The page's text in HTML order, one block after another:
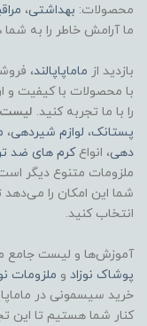
محصولات: بهداشتی،
ما آرامش خاطر را به
بازدید از ماماپاپالند،
با محصولات با کیفیت و
را با ما تجربه کنید.
پستانک، لوازم شیردهی،
دهی، انواعکرم های ضد
ملزومات متنوع دیگر
شما این امکان را
انتخاب کنید.
آموزش‌ها و لیست جامع
پوشاک نوزاد و ملزومات
خرید سیسمونی در
کنار شما هستیم تا این